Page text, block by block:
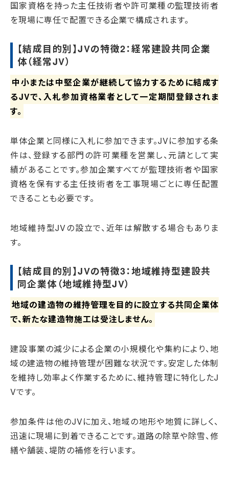
国家資格を持った主任技術者や許可業種の監理技術者
を現場に専任で配置できる企業で構成されます。
【結成目的別】JVの特徴2：経常建設共同企業
体（経常JV）
中小または中堅企業が継続して協力するために結成す
るJVで、入札参加資格業者として一定期間登録されま
す。
単体企業と同様に入札に参加できます。JVに参加する条
件は、登録する部門の許可業種を営業し、元請として実
績があることです。参加企業すべてが監理技術者や国家
資格を保有する主任技術者を工事現場ごとに専任配置
できることも必要です。
地域維持型JVの設立で、近年は解散する場合もありま
す。
【結成目的別】JVの特徴3：地域維持型建設共
同企業体（地域維持型JV）
地域の建造物の維持管理を目的に設立する共同企業体
で、新たな建造物施工は受注しません。
建設事業の減少による企業の小規模化や集約により、地
域の建造物の維持管理が困難な状況です。安定した体制
を維持し効率よく作業するために、維持管理に特化したJ
Vです。
参加条件は他のJVに加え、地域の地形や地質に詳しく、
迅速に現場に到着できることです。道路の除草や除雪、修
繕や舗装、堤防の補修を行います。